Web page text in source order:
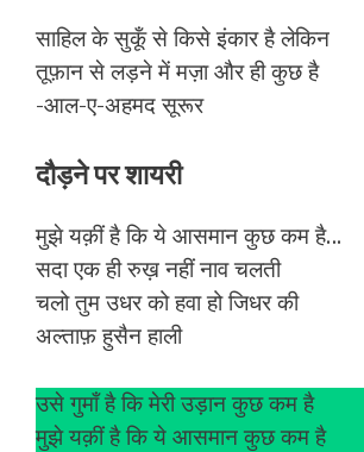
साहिल के सुकूँ से किसे इंकार है लेकिन
तूफ़ान से लड़ने में मज़ा और ही कुछ है
-आल-ए-अहमद सूरूर
दौड़ने पर शायरी
मुझे यक़ीं है कि ये आसमान कुछ कम है…
सदा एक ही रुख़ नहीं नाव चलती
चलो तुम उधर को हवा हो जिधर की
अल्ताफ़ हुसैन हाली
उसे गुमाँ है कि मेरी उड़ान कुछ कम है
मुझे यक़ीं है कि ये आसमान कुछ कम है